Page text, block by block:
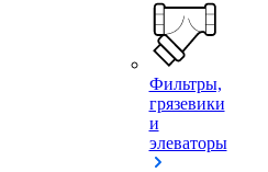
Фильтры,
грязевики
и
элеваторы